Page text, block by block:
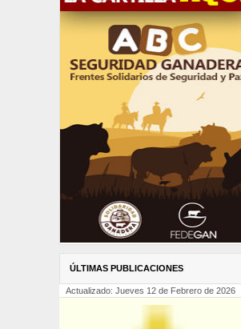
ÚLTIMAS PUBLICACIONES
Actualizado: Jueves 12 de Febrero de 2026